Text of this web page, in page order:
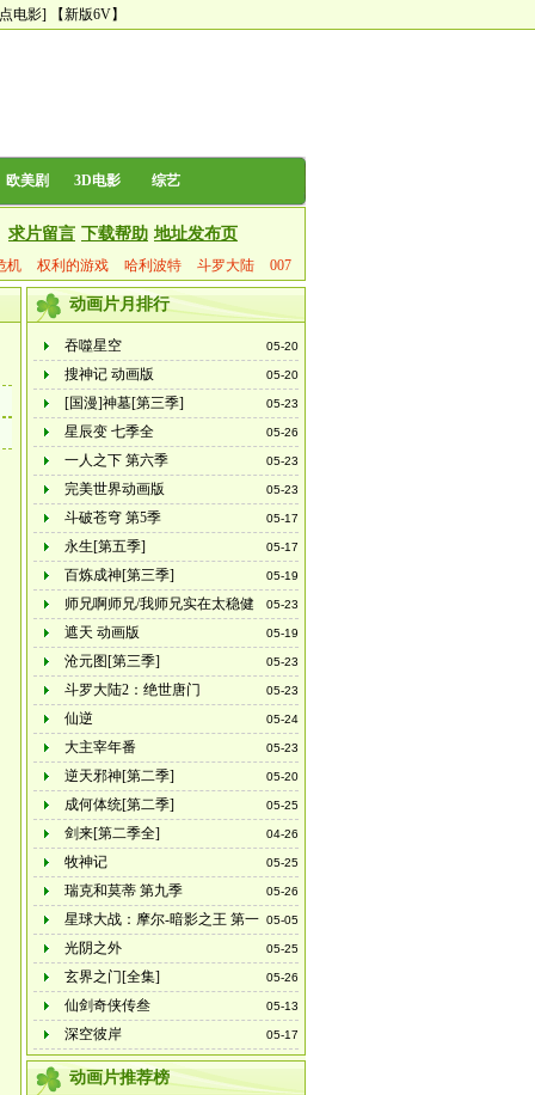
电影] 【新版6V】
欧美剧 3D电影 综艺
求片留言 下载帮助 地址发布页
机 权利的游戏 哈利波特 斗罗大陆 007
动画片月排行
05-20
吞噬星空
05-20
搜神记 动画版
05-23
[国漫]神墓[第三季]
05-26
星辰变 七季全
05-23
一人之下 第六季
05-23
完美世界动画版
05-17
斗破苍穹 第5季
05-17
永生[第五季]
05-19
百炼成神[第三季]
05-23
师兄啊师兄/我师兄实在太稳健
了
05-19
遮天 动画版
05-23
沧元图[第三季]
05-23
斗罗大陆2：绝世唐门
05-24
仙逆
05-23
大主宰年番
05-20
逆天邪神[第二季]
05-25
成何体统[第二季]
04-26
剑来[第二季全]
05-25
牧神记
05-26
瑞克和莫蒂 第九季
05-05
星球大战：摩尔-暗影之王 第一
季全
05-25
光阴之外
05-26
玄界之门[全集]
05-13
仙剑奇侠传叁
05-17
深空彼岸
动画片推荐榜